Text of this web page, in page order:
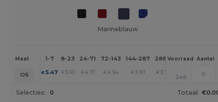
Marineblauw
Maat 1-7 8-23 24-71 72-143 144-287 288 + Meer
Voorraad Aantal
OS €5.47 € 5.10 € 4.71 € 4.34 € 3.97 € 3.77 +
246
Selecties: 0 Totaal: